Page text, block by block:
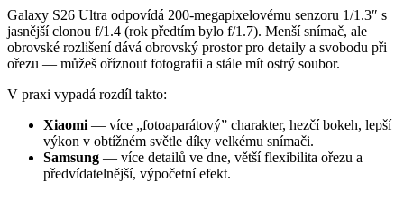
Galaxy S26 Ultra odpovídá 200-megapixelovému senzoru 1/1.3″ s
jasnější clonou f/1.4 (rok předtím bylo f/1.7). Menší snímač, ale
obrovské rozlišení dává obrovský prostor pro detaily a svobodu při
ořezu — můžeš oříznout fotografii a stále mít ostrý soubor.
V praxi vypadá rozdíl takto:
Xiaomi — více „fotoaparátový” charakter, hezčí bokeh, lepší
výkon v obtížném světle díky velkému snímači.
Samsung — více detailů ve dne, větší flexibilita ořezu a
předvídatelnější, výpočetní efekt.